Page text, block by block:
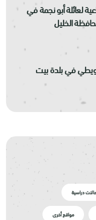
لعائلة أبو نجمة في
الخليل
في بلدة بيت
حالات دراسية
مواقع أخرى